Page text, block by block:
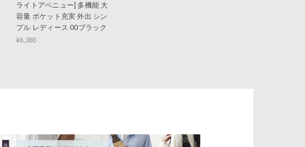
ライトアベニュー] 多機能 大
容量 ポケット充実 外出 シン
プル レディース 00ブラック
¥6,380